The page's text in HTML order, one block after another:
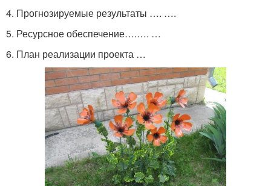
4. Прогнозируемые результаты …. ….
5. Ресурсное обеспечение….…. …
6. План реализации проекта …